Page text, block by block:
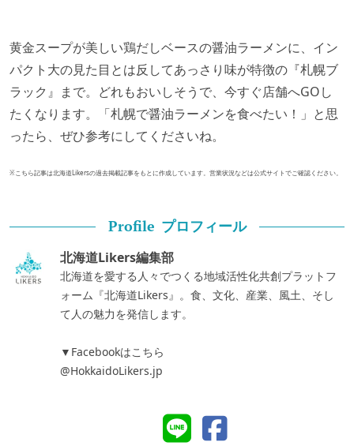
黄金スープが美しい鶏だしベースの醤油ラーメンに、イン
パクト大の見た目とは反してあっさり味が特徴の『札幌ブ
ラック』まで。どれもおいしそうで、今すぐ店舗へGOし
たくなります。「札幌で醤油ラーメンを食べたい！」と思
ったら、ぜひ参考にしてくださいね。
※こちら記事は北海道Likersの過去掲載記事をもとに作成しています。営業状況などは公式サイトでご確認ください。
Profile プロフィール
北海道Likers編集部
北海道を愛する人々でつくる地域活性化共創プラットフ
ォーム『北海道Likers』。食、文化、産業、風土、そし
て人の魅力を発信します。
▼Facebookはこちら
@HokkaidoLikers.jp